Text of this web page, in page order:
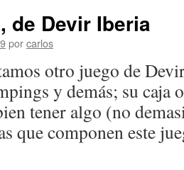
de Devir Iberia
porcarlos
otro juego de
y demás; su caja
tener algo (no
que componen este